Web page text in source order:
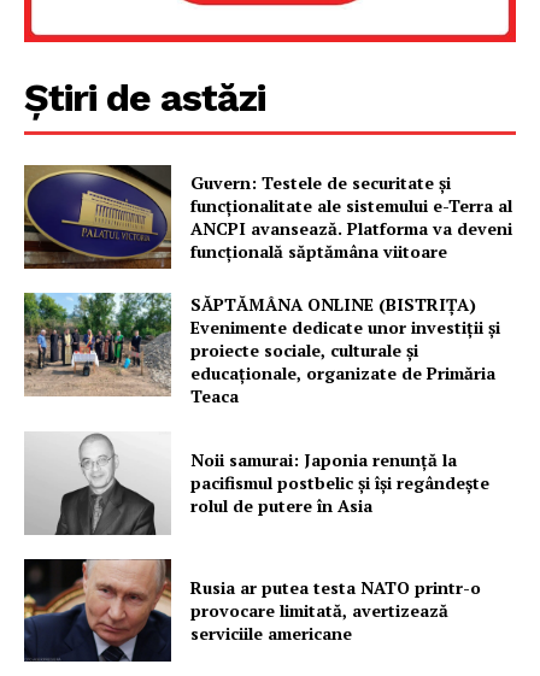
Știri de astăzi
Guvern: Testele de securitate și
funcționalitate ale sistemului e-Terra al
ANCPI avansează. Platforma va deveni
funcțională săptămâna viitoare
SĂPTĂMÂNA ONLINE (BISTRIȚA)
Evenimente dedicate unor investiții și
proiecte sociale, culturale și
educaționale, organizate de Primăria
Teaca
Noii samurai: Japonia renunță la
pacifismul postbelic și își regândește
rolul de putere în Asia
Rusia ar putea testa NATO printr-o
provocare limitată, avertizează
serviciile americane